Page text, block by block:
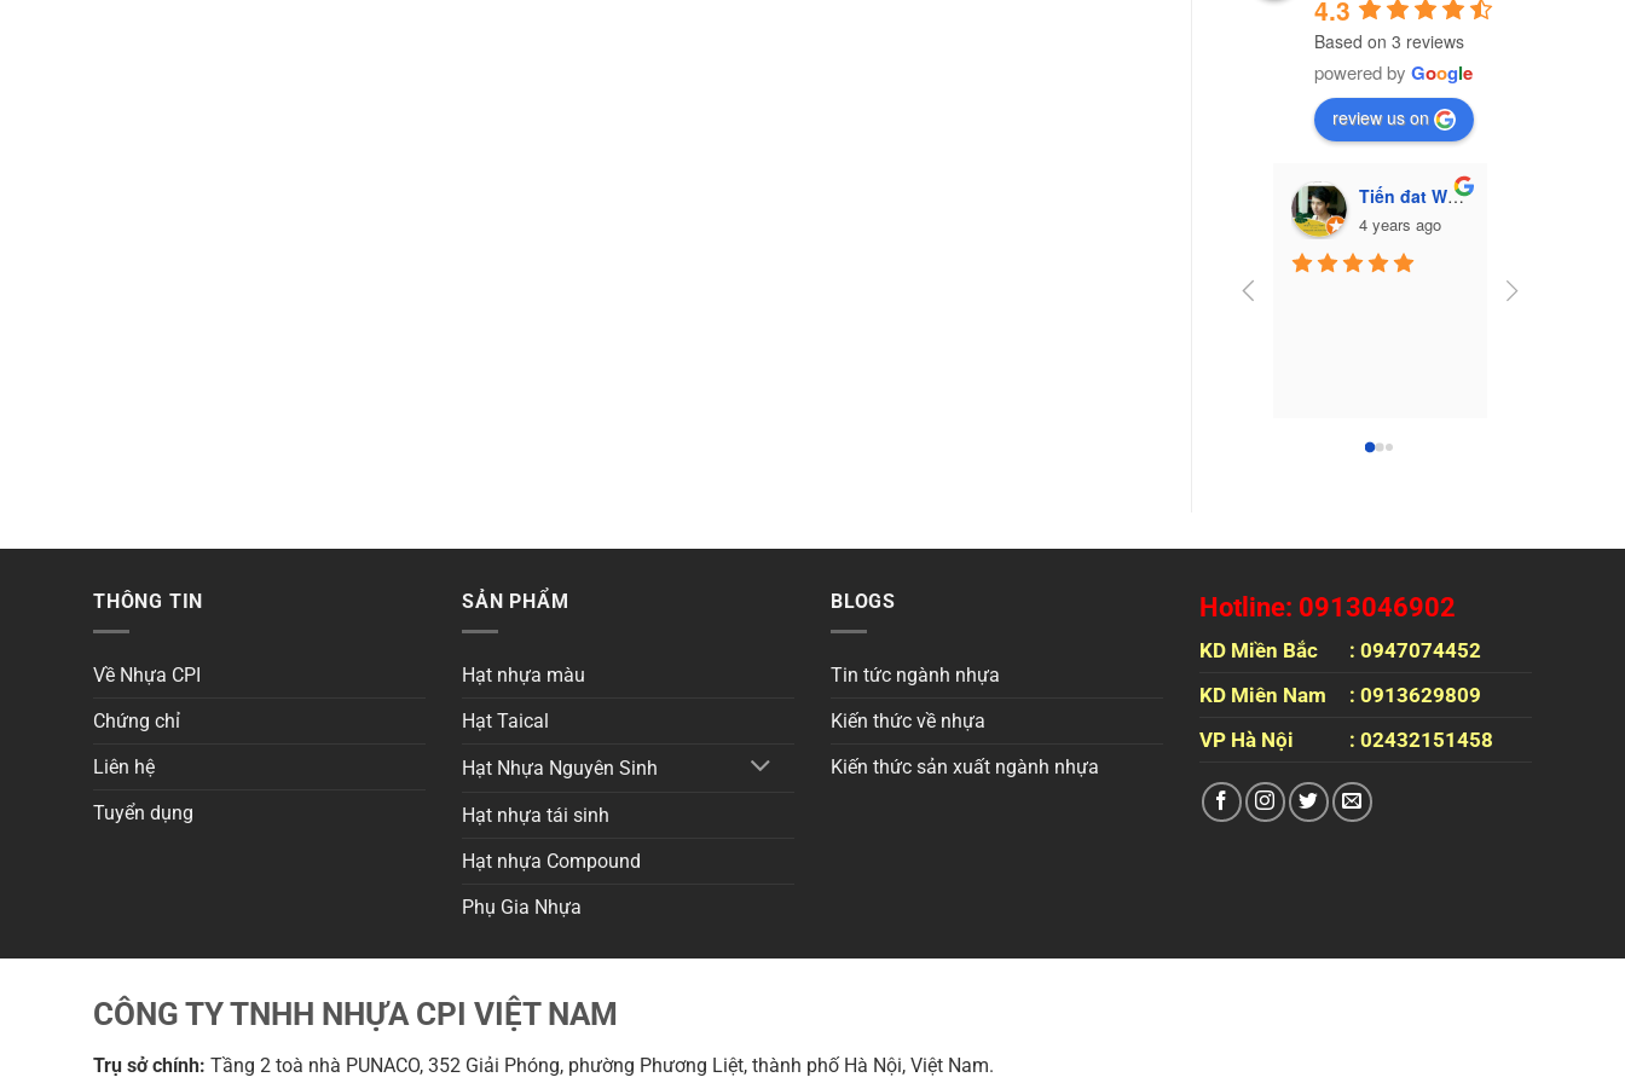
4.3
Based on 3 reviews
powered by Google
review us on
Tiến đat Wasabi (Cú mèo)
4 years ago
Công ty
THÔNG TIN
Về Nhựa CPI
Chứng chỉ
Liên hệ
Tuyển dụng
SẢN PHẨM
Hạt nhựa màu
Hạt Taical
Hạt Nhựa Nguyên Sinh
Hạt nhựa tái sinh
Hạt nhựa Compound
Phụ Gia Nhựa
BLOGS
Tin tức ngành nhựa
Kiến thức về nhựa
Kiến thức sản xuất ngành nhựa
Hotline: 0913046902
KD Miền Bắc
: 0947074452
KD Miên Nam
: 0913629809
VP Hà Nội
: 02432151458
CÔNG TY TNHH NHỰA CPI VIỆT NAM
Trụ sở chính: Tầng 2 toà nhà PUNACO, 352 Giải Phóng, phường Phương Liệt, thành phố Hà Nội, Việt Nam.